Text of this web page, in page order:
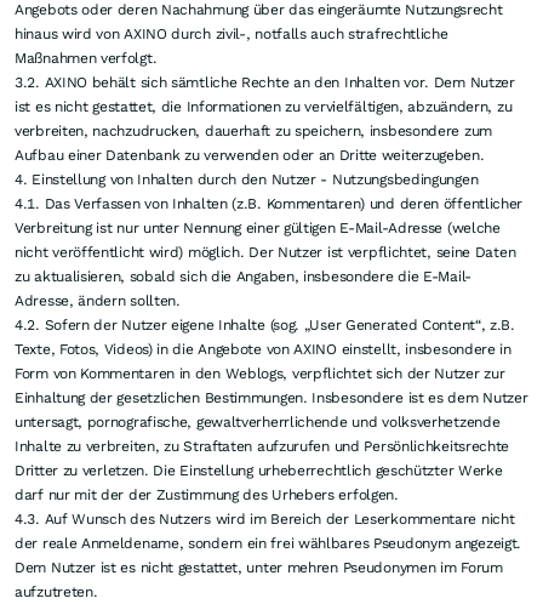
Angebots oder deren Nachahmung über das eingeräumte Nutzungsrecht
hinaus wird von AXINO durch zivil-, notfalls auch strafrechtliche
Maßnahmen verfolgt.
3.2. AXINO behält sich sämtliche Rechte an den Inhalten vor. Dem Nutzer
ist es nicht gestattet, die Informationen zu vervielfältigen, abzuändern, zu
verbreiten, nachzudrucken, dauerhaft zu speichern, insbesondere zum
Aufbau einer Datenbank zu verwenden oder an Dritte weiterzugeben.
4. Einstellung von Inhalten durch den Nutzer - Nutzungsbedingungen
4.1. Das Verfassen von Inhalten (z.B. Kommentaren) und deren öffentlicher
Verbreitung ist nur unter Nennung einer gültigen E-Mail-Adresse (welche
nicht veröffentlicht wird) möglich. Der Nutzer ist verpflichtet, seine Daten
zu aktualisieren, sobald sich die Angaben, insbesondere die E-Mail-
Adresse, ändern sollten.
4.2. Sofern der Nutzer eigene Inhalte (sog. „User Generated Content“, z.B.
Texte, Fotos, Videos) in die Angebote von AXINO einstellt, insbesondere in
Form von Kommentaren in den Weblogs, verpflichtet sich der Nutzer zur
Einhaltung der gesetzlichen Bestimmungen. Insbesondere ist es dem Nutzer
untersagt, pornografische, gewaltverherrlichende und volksverhetzende
Inhalte zu verbreiten, zu Straftaten aufzurufen und Persönlichkeitsrechte
Dritter zu verletzen. Die Einstellung urheberrechtlich geschützter Werke
darf nur mit der der Zustimmung des Urhebers erfolgen.
4.3. Auf Wunsch des Nutzers wird im Bereich der Leserkommentare nicht
der reale Anmeldename, sondern ein frei wählbares Pseudonym angezeigt.
Dem Nutzer ist es nicht gestattet, unter mehren Pseudonymen im Forum
aufzutreten.